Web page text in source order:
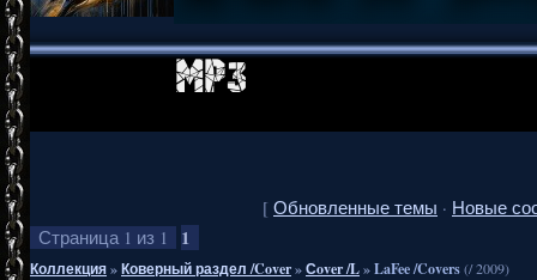
[ Обновленные темы · Новые
Страница 1 из 1 1
Коллекция»Коверный раздел /Cover»Сover /L»LaFee /Covers(/ 2009)